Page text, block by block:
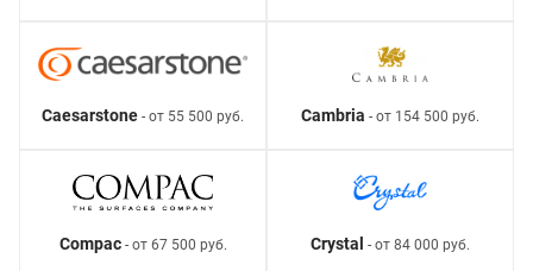
Caesarstone - от 55 500 руб. Cambria - от 154 500 руб.
Compac- от 67 500 руб. Crystal - от 84 000 руб.